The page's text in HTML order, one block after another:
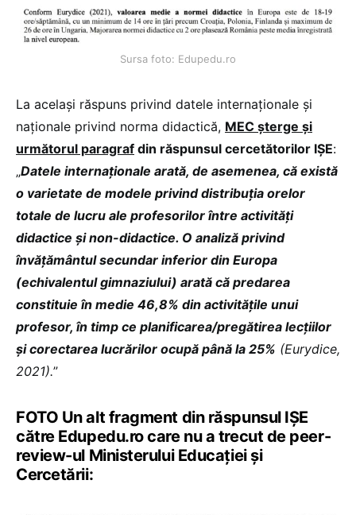
Sursa foto: Edupedu.ro
La același răspuns privind datele internaționale și
naționale privind norma didactică, MEC șterge și
următorul paragraf din răspunsul cercetătorilor IȘE:
„Datele internaționale arată, de asemenea, că există
o varietate de modele privind distribuția orelor
totale de lucru ale profesorilor între activități
didactice și non-didactice. O analiză privind
învățământul secundar inferior din Europa
(echivalentul gimnaziului) arată că predarea
constituie în medie 46,8% din activitățile unui
profesor, în timp ce planificarea/pregătirea lecțiilor
și corectarea lucrărilor ocupă până la 25% (Eurydice,
2021).”
FOTO Un alt fragment din răspunsul IȘE
către Edupedu.ro care nu a trecut de peer-
review-ul Ministerului Educației și
Cercetării: